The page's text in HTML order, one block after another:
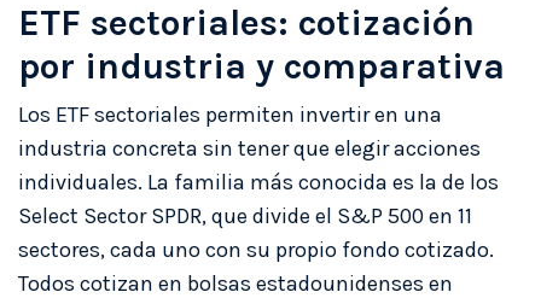
ETF sectoriales: cotización
por industria y comparativa
Los ETF sectoriales permiten invertir en una
industria concreta sin tener que elegir acciones
individuales. La familia más conocida es la de los
Select Sector SPDR, que divide el S&P 500 en 11
sectores, cada uno con su propio fondo cotizado.
Todos cotizan en bolsas estadounidenses en